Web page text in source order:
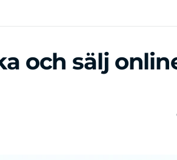
och sälj